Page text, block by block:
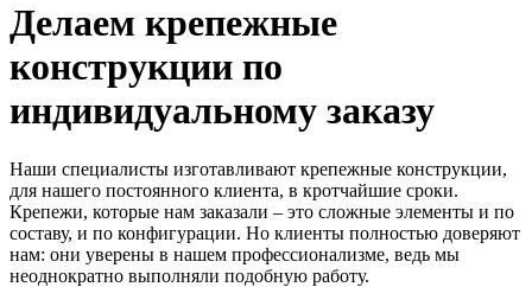
Делаем крепежные
конструкции по
индивидуальному заказу
Наши специалисты изготавливают крепежные конструкции,
для нашего постоянного клиента, в кротчайшие сроки.
Крепежи, которые нам заказали – это сложные элементы и по
составу, и по конфигурации. Но клиенты полностью доверяют
нам: они уверены в нашем профессионализме, ведь мы
неоднократно выполняли подобную работу.